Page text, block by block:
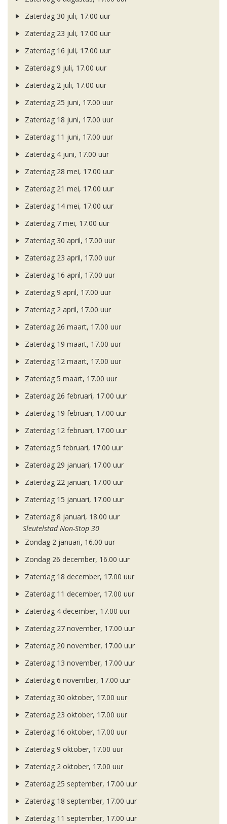
Zaterdag 30 juli, 17.00 uur
Zaterdag 23 juli, 17.00 uur
Zaterdag 16 juli, 17.00 uur
Zaterdag 9 juli, 17.00 uur
Zaterdag 2 juli, 17.00 uur
Zaterdag 25 juni, 17.00 uur
Zaterdag 18 juni, 17.00 uur
Zaterdag 11 juni, 17.00 uur
Zaterdag 4 juni, 17.00 uur
Zaterdag 28 mei, 17.00 uur
Zaterdag 21 mei, 17.00 uur
Zaterdag 14 mei, 17.00 uur
Zaterdag 7 mei, 17.00 uur
Zaterdag 30 april, 17.00 uur
Zaterdag 23 april, 17.00 uur
Zaterdag 16 april, 17.00 uur
Zaterdag 9 april, 17.00 uur
Zaterdag 2 april, 17.00 uur
Zaterdag 26 maart, 17.00 uur
Zaterdag 19 maart, 17.00 uur
Zaterdag 12 maart, 17.00 uur
Zaterdag 5 maart, 17.00 uur
Zaterdag 26 februari, 17.00 uur
Zaterdag 19 februari, 17.00 uur
Zaterdag 12 februari, 17.00 uur
Zaterdag 5 februari, 17.00 uur
Zaterdag 29 januari, 17.00 uur
Zaterdag 22 januari, 17.00 uur
Zaterdag 15 januari, 17.00 uur
Zaterdag 8 januari, 18.00 uur
Sleutelstad Non-Stop 30
Zondag 2 januari, 16.00 uur
Zondag 26 december, 16.00 uur
Zaterdag 18 december, 17.00 uur
Zaterdag 11 december, 17.00 uur
Zaterdag 4 december, 17.00 uur
Zaterdag 27 november, 17.00 uur
Zaterdag 20 november, 17.00 uur
Zaterdag 13 november, 17.00 uur
Zaterdag 6 november, 17.00 uur
Zaterdag 30 oktober, 17.00 uur
Zaterdag 23 oktober, 17.00 uur
Zaterdag 16 oktober, 17.00 uur
Zaterdag 9 oktober, 17.00 uur
Zaterdag 2 oktober, 17.00 uur
Zaterdag 25 september, 17.00 uur
Zaterdag 18 september, 17.00 uur
Zaterdag 11 september, 17.00 uur